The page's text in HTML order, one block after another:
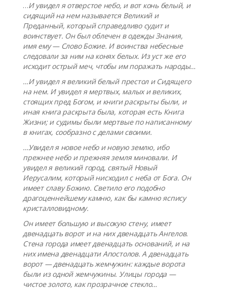
…И увидел я отверстое небо, и вот конь белый, и
сидящий на нем называется Великий и
Преданный, который справедливо судит и
воинствует. Он был облечен в одежды Знания,
имя ему — Слово Божие. И воинства небесные
следовали за ним на конях белых. Из уст же его
исходит острый меч, чтобы им поражать народы…
…И увидел я великий белый престол и Сидящего
на нем. И увидел я мертвых, малых и великих,
стоящих пред Богом, и книги раскрыты были, и
иная книга раскрыта была, которая есть Книга
Жизни; и судимы были мертвые по написанному
в книгах, сообразно с делами своими.
…Увидел я новое небо и новую землю, ибо
прежнее небо и прежняя земля миновали. И
увидел я великий город, святый Новый
Иерусалим, который нисходил с неба от Бога. Он
имеет славу Божию. Светило его подобно
драгоценнейшему камню, как бы камню яспису
кристалловидному.
Он имеет большую и высокую стену, имеет
двенадцать ворот и на них двенадцать Ангелов.
Стена города имеет двенадцать оснований, и на
них имена двенадцати Апостолов. А двенадцать
ворот — двенадцать жемчужин: каждые ворота
были из одной жемчужины. Улицы города —
чистое золото, как прозрачное стекло…